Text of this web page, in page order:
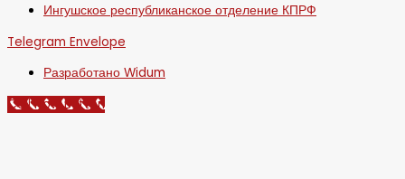
Ингушское республиканское отделение КПРФ
Telegram Envelope
Разработано Widum
Call Now Button